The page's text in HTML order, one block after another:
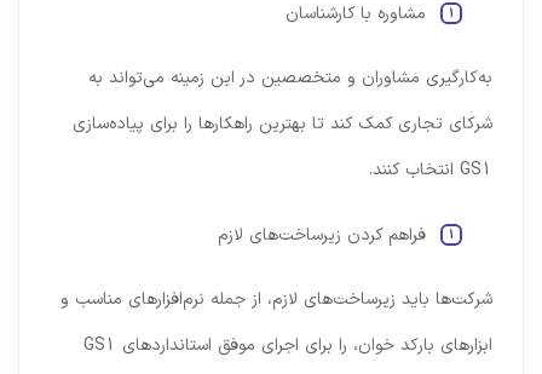
مشاوره با کارشناسان
به‌کارگیری مشاوران و متخصصین در این زمینه می‌تواند به
شرکای تجاری کمک کند تا بهترین راهکارها را برای پیاده‌سازی
GS1 انتخاب کنند.
فراهم کردن زیرساخت‌های لازم
شرکت‌ها باید زیرساخت‌های لازم، از جمله نرم‌افزارهای مناسب و
ابزارهای بارکد خوان، را برای اجرای موفق استانداردهای GS1